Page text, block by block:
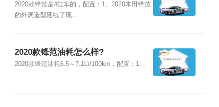
2020款锋范是4缸车的，配置：1、2020本田锋范
的外观造型延续了现...
2020款锋范油耗怎么样?
2020款锋范油耗6.5～7.1L\/100km，配置：1...